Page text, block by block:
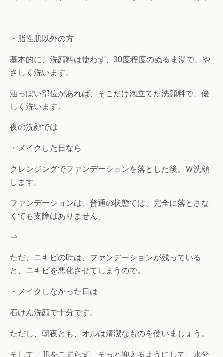
・脂性肌以外の方
基本的に、洗顔料は使わず、30度程度のぬるま湯で、や
さしく洗います。
油っぽい部位があれば、そこだけ泡立てた洗顔料で、優
しく洗います。
夜の洗顔では
・メイクした日なら
クレンジングでファンデーションを落とした後。Ｗ洗顔
します。
ファンデーションは、普通の状態では、完全に落とさな
くても支障はありません。
⇒
ただ、ニキビの時は、ファンデーションが残っている
と、ニキビを悪化させてしまうので。
・メイクしなかった日は
石けん洗顔で十分です。
ただし、朝夜とも、オルは清潔なものを使いましょう。
そして、肌をこすらず、そっと抑えるようにして、水分